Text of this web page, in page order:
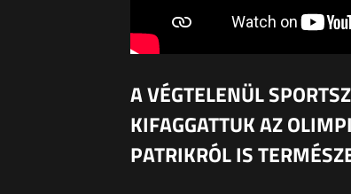
A VÉGTELENÜL
KIFAGGATTUK AZ
PATRIKRÓL IS